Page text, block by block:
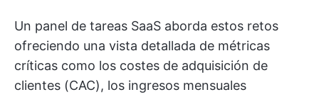
Un panel de tareas SaaS aborda estos retos
ofreciendo una vista detallada de métricas
críticas como los costes de adquisición de
clientes (CAC), los ingresos mensuales